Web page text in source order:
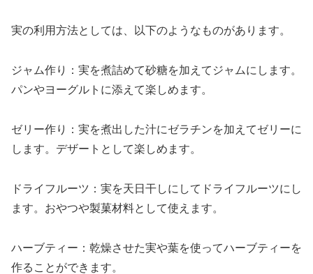
実の利用方法としては、以下のようなものがあります。
ジャム作り：実を煮詰めて砂糖を加えてジャムにします。
パンやヨーグルトに添えて楽しめます。
ゼリー作り：実を煮出した汁にゼラチンを加えてゼリーに
します。デザートとして楽しめます。
ドライフルーツ：実を天日干しにしてドライフルーツにし
ます。おやつや製菓材料として使えます。
ハーブティー：乾燥させた実や葉を使ってハーブティーを
作ることができます。